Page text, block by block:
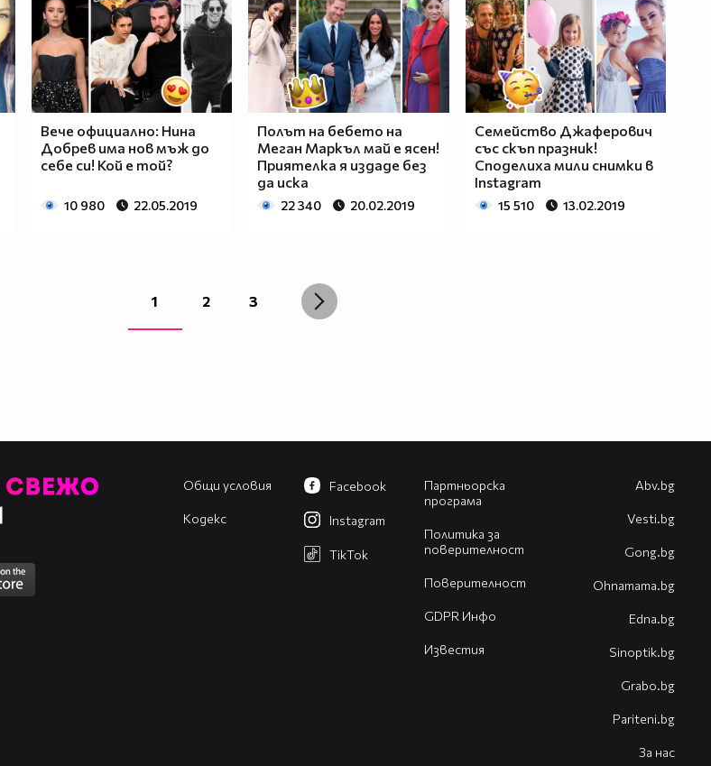
Вече официално: Нина
Добрев има нов мъж до
себе си! Кой е той?
10 980 22.05.2019
Полът на бебето на
Меган Маркъл май е ясен!
Приятелка я издаде без
да иска
22 340 20.02.2019
Семейство Джаферович
със скъп празник!
Споделиха мили снимки в
Instagram
15 510 13.02.2019
1 2 3
Общи условия
Кодекс
Партньорска
програма
Политика за
поверителност
Поверителност
GDPR Инфо
Известия
Facebook
Instagram
TikTok
Abv.bg
Vesti.bg
Gong.bg
Оhnamama.bg
Edna.bg
Sinoptik.bg
Grabo.bg
Pariteni.bg
За нас